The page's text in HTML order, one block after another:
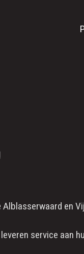
Alblasserwaard en
service aan